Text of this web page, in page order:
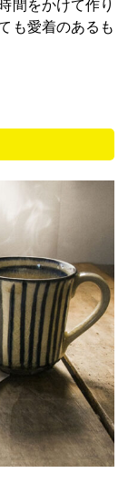
間をかけて作り
も愛着のあるも